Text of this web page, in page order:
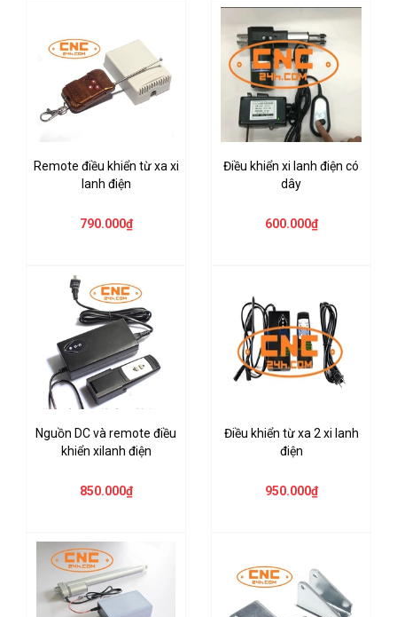
Remote điều khiển từ xa xi
lanh điện
790.000₫
Điều khiển xi lanh điện có
dây
600.000₫
Nguồn DC và remote điều
khiển xilanh điện
850.000₫
Điều khiển từ xa 2 xi lanh
điện
950.000₫